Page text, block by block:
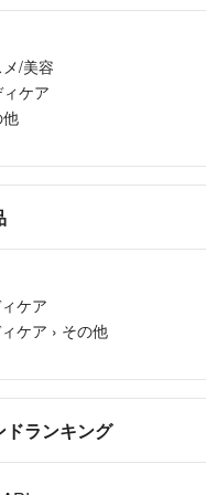
/美容
ケア
ケア
ケア › その他
ドランキング